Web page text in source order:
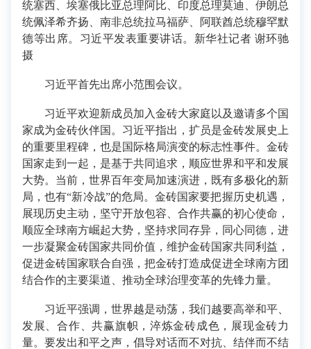
统塞西、埃塞俄比亚总理阿比、印度总理莫迪、伊朗总
统佩泽希齐扬、南非总统拉马福萨、阿联酋总统穆罕默
德等出席。习近平发表重要讲话。新华社记者 谢环驰
摄
习近平首先出席小范围会议。
习近平欢迎新成员加入金砖大家庭以及邀请多个国
家成为金砖伙伴国。习近平指出，扩员是金砖发展史上
的重要里程碑，也是国际格局演变的标志性事件。金砖
国家走到一起，是基于共同追求，顺应世界和平和发展
大势。当前，世界百年变局加速演进，既有多极化的新
局，也有“新冷战”的危局。金砖国家要把握历史机遇，
展现历史主动，坚守开放包容、合作共赢的初心使命，
顺应全球南方崛起大势，坚持求同存异，同心同德，进
一步凝聚金砖国家共同价值，维护金砖国家共同利益，
促进金砖国家联合自强，把金砖打造成促进全球南方团
结合作的主要渠道、推动全球治理变革的先锋力量。
习近平强调，世界越是动荡，我们越要高举和平、
发展、合作、共赢旗帜，淬炼金砖成色，展现金砖力
量。要发出和平之声，倡导对话而不对抗、结伴而不结